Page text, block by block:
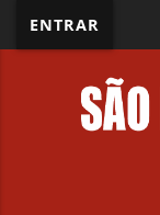
ENTRAR